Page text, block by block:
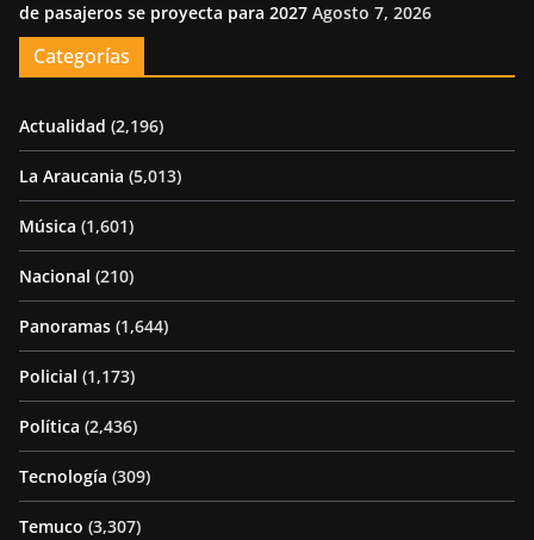
de pasajeros se proyecta para 2027 Agosto 7, 2026
Categorías
Actualidad (2,196)
La Araucania (5,013)
Música (1,601)
Nacional (210)
Panoramas (1,644)
Policial (1,173)
Política (2,436)
Tecnología (309)
Temuco (3,307)